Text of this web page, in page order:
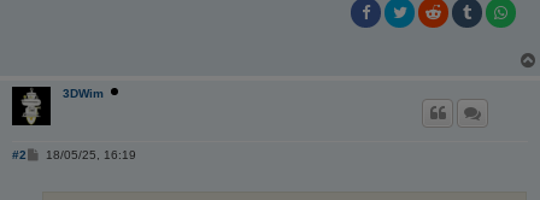
3DWim
#2
B18/05/25, 16:19